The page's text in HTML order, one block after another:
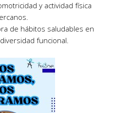
y actividad física
de hábitos saludables en
funcional.